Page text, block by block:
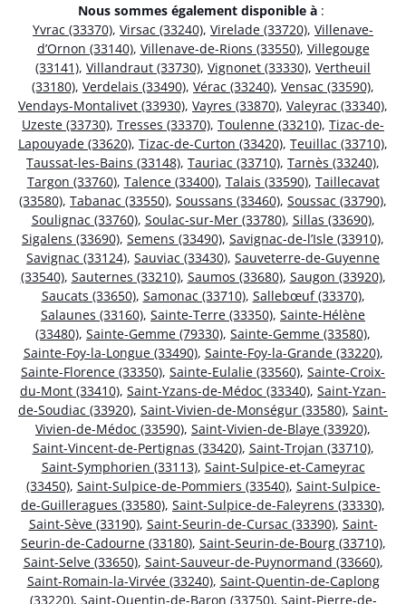
Nous sommes également disponible à :
Yvrac (33370), Virsac (33240), Virelade (33720), Villenave-
d’Ornon (33140), Villenave-de-Rions (33550), Villegouge
(33141), Villandraut (33730), Vignonet (33330), Vertheuil
(33180), Verdelais (33490), Vérac (33240), Vensac (33590),
Vendays-Montalivet (33930), Vayres (33870), Valeyrac (33340),
Uzeste (33730), Tresses (33370), Toulenne (33210), Tizac-de-
Lapouyade (33620), Tizac-de-Curton (33420), Teuillac (33710),
Taussat-les-Bains (33148), Tauriac (33710), Tarnès (33240),
Targon (33760), Talence (33400), Talais (33590), Taillecavat
(33580), Tabanac (33550), Soussans (33460), Soussac (33790),
Soulignac (33760), Soulac-sur-Mer (33780), Sillas (33690),
Sigalens (33690), Semens (33490), Savignac-de-l’Isle (33910),
Savignac (33124), Sauviac (33430), Sauveterre-de-Guyenne
(33540), Sauternes (33210), Saumos (33680), Saugon (33920),
Saucats (33650), Samonac (33710), Sallebœuf (33370),
Salaunes (33160), Sainte-Terre (33350), Sainte-Hélène
(33480), Sainte-Gemme (79330), Sainte-Gemme (33580),
Sainte-Foy-la-Longue (33490), Sainte-Foy-la-Grande (33220),
Sainte-Florence (33350), Sainte-Eulalie (33560), Sainte-Croix-
du-Mont (33410), Saint-Yzans-de-Médoc (33340), Saint-Yzan-
de-Soudiac (33920), Saint-Vivien-de-Monségur (33580), Saint-
Vivien-de-Médoc (33590), Saint-Vivien-de-Blaye (33920),
Saint-Vincent-de-Pertignas (33420), Saint-Trojan (33710),
Saint-Symphorien (33113), Saint-Sulpice-et-Cameyrac
(33450), Saint-Sulpice-de-Pommiers (33540), Saint-Sulpice-
de-Guilleragues (33580), Saint-Sulpice-de-Faleyrens (33330),
Saint-Sève (33190), Saint-Seurin-de-Cursac (33390), Saint-
Seurin-de-Cadourne (33180), Saint-Seurin-de-Bourg (33710),
Saint-Selve (33650), Saint-Sauveur-de-Puynormand (33660),
Saint-Romain-la-Virvée (33240), Saint-Quentin-de-Caplong
(33220), Saint-Quentin-de-Baron (33750), Saint-Pierre-de-